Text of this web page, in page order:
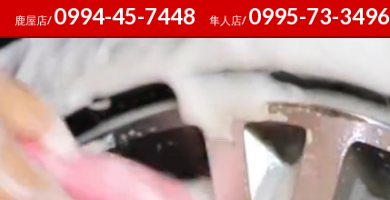
鹿屋店/ 0994-45-7448 隼人店/ 0995-73-3496